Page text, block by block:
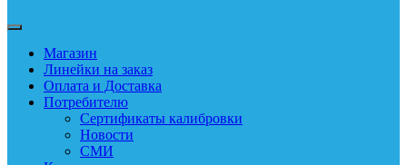
Магазин
Линейки на заказ
Оплата и Доставка
Потребителю
Сертификаты калибровки
Новости
СМИ